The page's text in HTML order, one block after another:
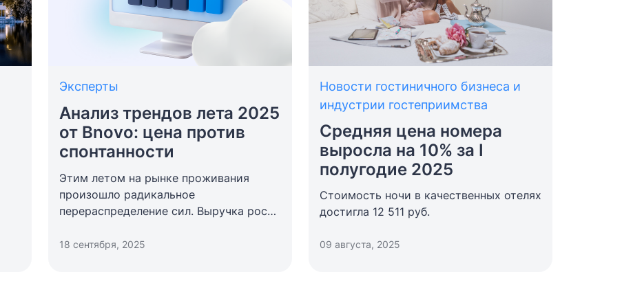
Эксперты
Анализ трендов лета 2025
от Bnovo: цена против
спонтанности
Этим летом на рынке проживания
произошло радикальное
перераспределение сил. Выручка росла
ADR, в то время как привычные
18 сентября, 2025
Новости гостиничного бизнеса и
индустрии гостеприимства
Средняя цена номера
выросла на 10% за I
полугодие 2025
Стоимость ночи в качественных отелях
достигла 12 511 руб.
09 августа, 2025